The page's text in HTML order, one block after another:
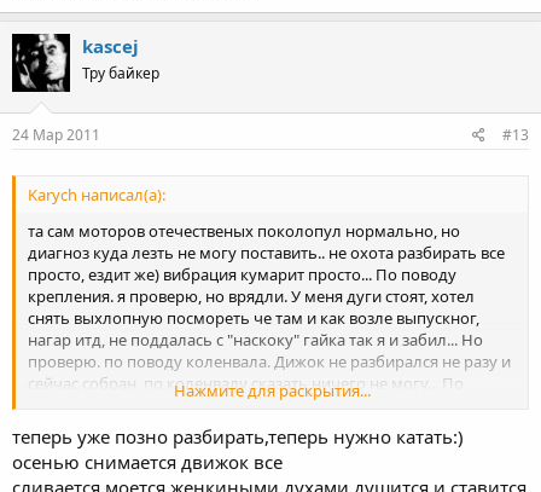
kascej
Тру байкер
24 Мар 2011 #13
Karych написал(а):
та сам моторов отечественых поколопул нормально, но
диагноз куда лезть не могу поставить.. не охота разбирать все
просто, ездит же) вибрация кумарит просто... По поводу
крепления. я проверю, но врядли. У меня дуги стоят, хотел
снять выхлопную посмореть че там и как возле выпускног,
нагар итд, не поддалась с "наскоку" гайка так я и забил... Но
проверю. по поводу коленвала. Дижок не разбирался не разу и
сейчас собран, по коленвалу сказать ничего не могу... По
сцеплению веточку перешерстю.. Пока попробую че по
мельче. гляну цепочку грм, бенз поменять, свечу, со смесью
побалыватся... разбирать ВЕСЬ двиг ох как не охота..
Нажмите для раскрытия...
теперь уже позно разбирать,теперь нужно катать:)
осенью снимается движок все
сливается,моется,женкиными духами душится и ставится